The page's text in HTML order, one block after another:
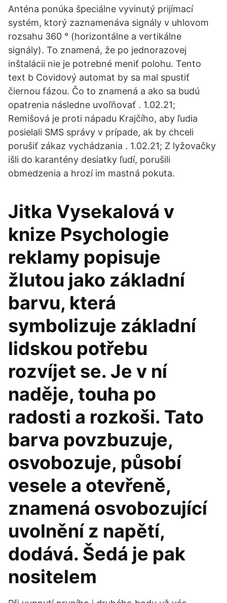
Anténa ponúka špeciálne vyvinutý prijímací
systém, ktorý zaznamenáva signály v uhlovom
rozsahu 360 ° (horizontálne a vertikálne
signály). To znamená, že po jednorazovej
inštalácii nie je potrebné meniť polohu. Tento
text b Covidový automat by sa mal spustiť
čiernou fázou. Čo to znamená a ako sa budú
opatrenia následne uvoľňovať . 1.02.21;
Remišová je proti nápadu Krajčího, aby ľudia
posielali SMS správy v prípade, ak by chceli
porušiť zákaz vychádzania . 1.02.21; Z lyžovačky
išli do karantény desiatky ľudí, porušili
obmedzenia a hrozí im mastná pokuta.
Jitka Vysekalová v
knize Psychologie
reklamy popisuje
žlutou jako základní
barvu, která
symbolizuje základní
lidskou potřebu
rozvíjet se. Je v ní
naděje, touha po
radosti a rozkoši. Tato
barva povzbuzuje,
osvobozuje, působí
vesele a otevřeně,
znamená osvobozující
uvolnění z napětí,
dodává. Šedá je pak
nositelem